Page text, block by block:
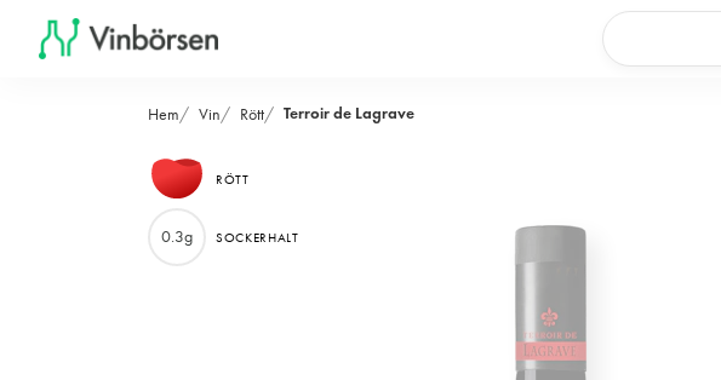
Hem Vin Rött Terroir de Lagrave
RÖTT
0.3g SOCKERHALT